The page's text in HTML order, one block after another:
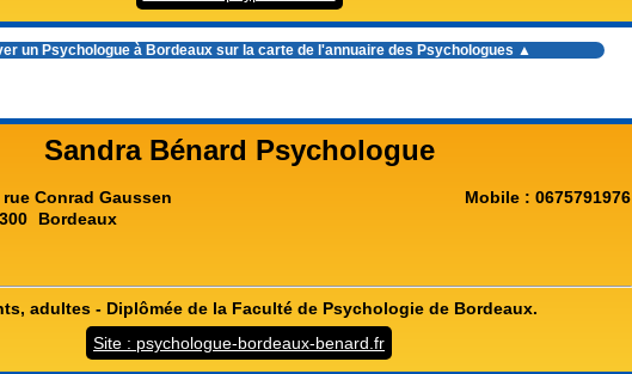
un Psychologue à Bordeauxsur la carte de l'annuaire des Psychologues ▲
Sandra Bénard Psychologue
rue Conrad Gaussen
Bordeaux
Mobile : 0675791976
adultes - Diplômée de la Faculté de Psychologie de Bordeaux.
Site : psychologue-bordeaux-benard.fr